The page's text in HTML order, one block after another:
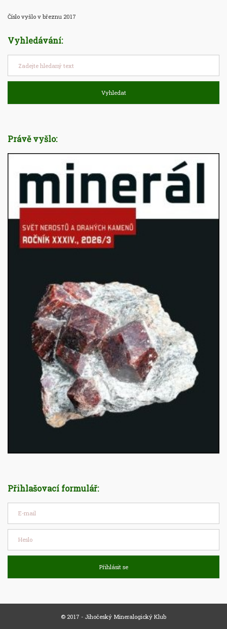
Číslo vyšlo v březnu 2017
Vyhledávání:
Vyhledat
Právě vyšlo:
Přihlašovací formulář:
Přihlásit se
© 2017 - Jihočeský Mineralogický Klub